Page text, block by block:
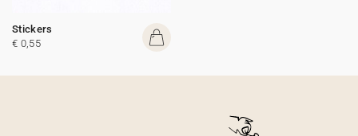
Stickers
€ 0,55